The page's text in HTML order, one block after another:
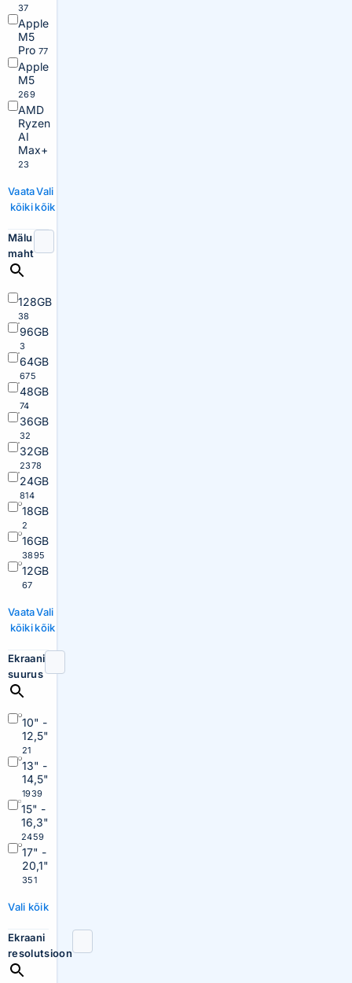
37
Apple
M5
Pro 77
Apple
M5
269
AMD
Ryzen
AI
Max+
23
Vaata
kõiki
Vali
kõik
Mälu
maht
128GB
38
96GB
3
64GB
675
48GB
74
36GB
32
32GB
2378
24GB
814
18GB
2
16GB
3895
12GB
67
Vaata
kõiki
Vali
kõik
Ekraani
suurus
10" -
12,5"
21
13" -
14,5"
1939
15" -
16,3"
2459
17" -
20,1"
351
Vali kõik
Ekraani
resolutsioon